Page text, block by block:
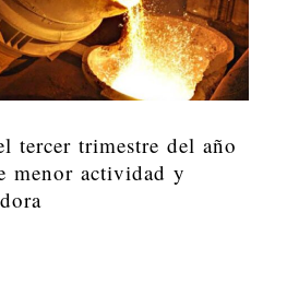
tercer trimestre del año
menor actividad y